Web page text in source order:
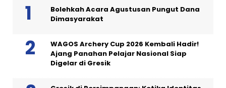
Bolehkah Acara Agustusan Pungut Dana
Dimasyarakat
WAGOS Archery Cup 2026 Kembali Hadir!
Ajang Panahan Pelajar Nasional Siap
Digelar di Gresik